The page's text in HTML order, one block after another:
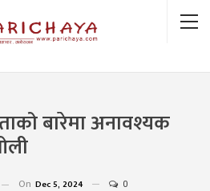
बारेमा अनावश्यक
On Dec 5, 2024 0